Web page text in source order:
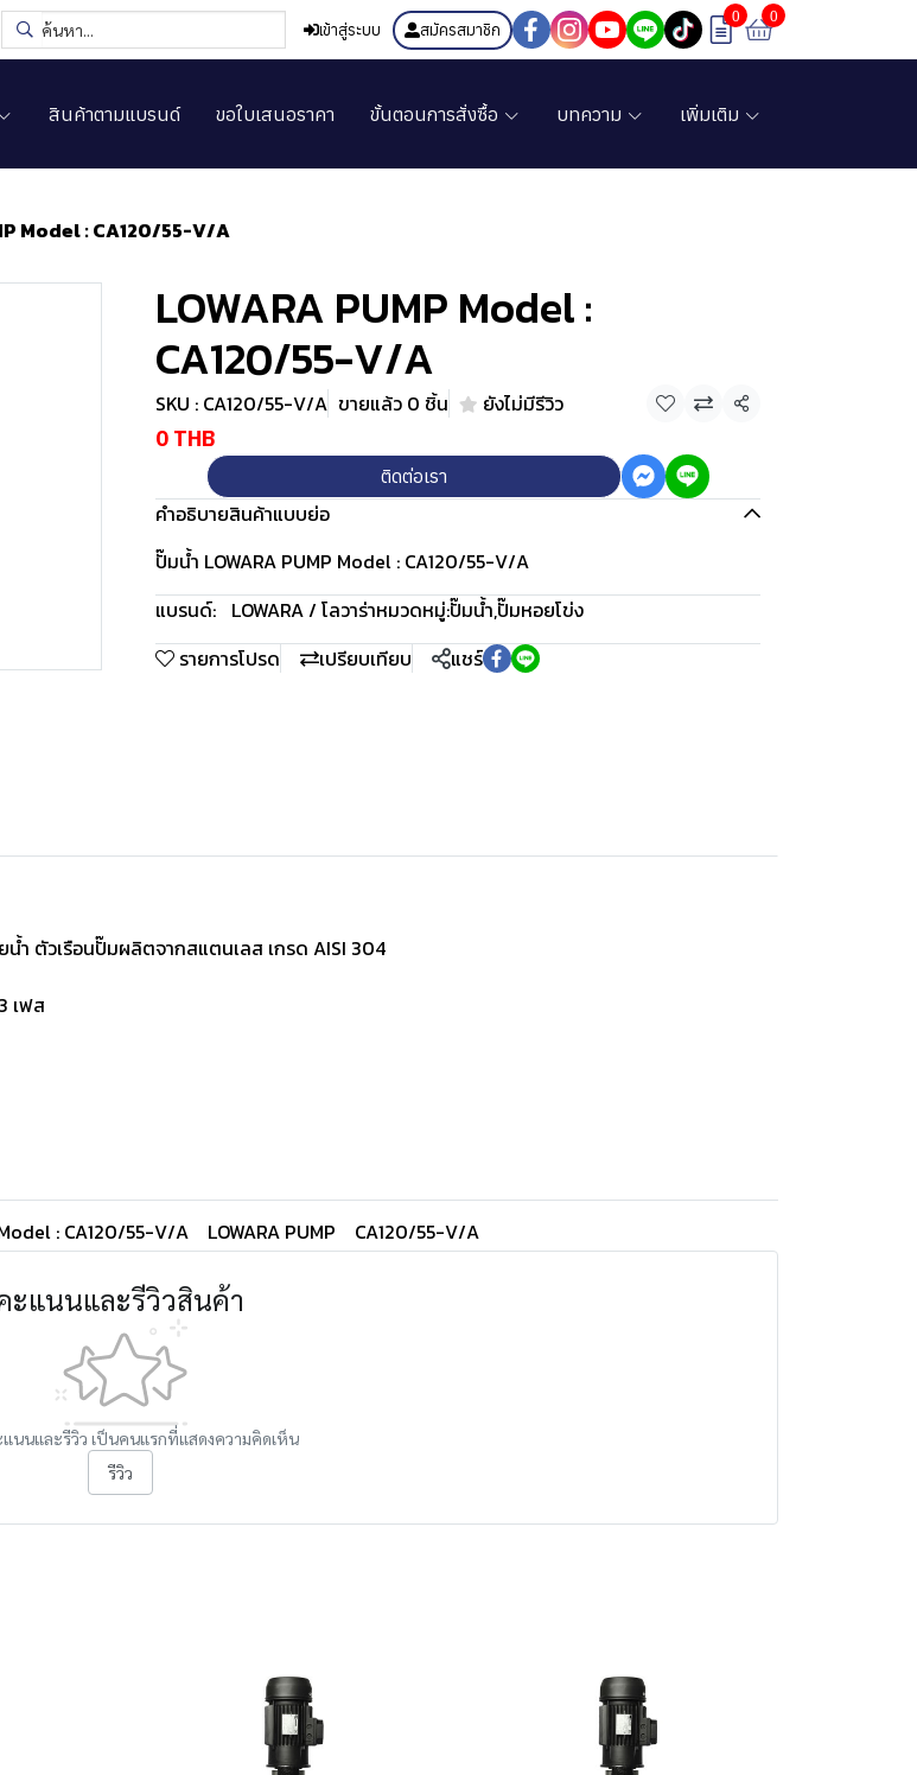
เข้าสู่ระบบ สมัครสมาชิก
0 0
สินค้าตามแบรนด์ ขอใบเสนอราคา ขั้นตอนการสั่งซื้อ บทความ เพิ่มเติม
Model : CA120/55-V/A
LOWARA PUMP Model :
CA120/55-V/A
SKU : CA120/55-V/A ขายแล้ว 0 ชิ้น ยังไม่มีรีวิว แชร์
0 THB
ติดต่อเรา
คำอธิบายสินค้าแบบย่อ
ปั๊มน้ำ LOWARA PUMP Model : CA120/55-V/A
แบรนด์: LOWARA / โลวาร่าหมวดหมู่:ปั๊มน้ำ,ปั๊มหอยโข่ง
รายการโปรด
เปรียบเทียบ แชร์
ำ ตัวเรือนปั๊มผลิตจากสแตนเลส เกรด AISI 304
เฟส
: CA120/55-V/A LOWARA PUMP CA120/55-V/A
ะแนนและรีวิวสินค้า
แนนและรีวิว เป็นคนแรกที่แสดงความคิดเห็น
รีวิว